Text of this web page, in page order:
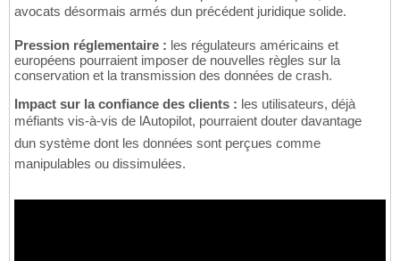
avocats désormais armés dun précédent juridique solide.
Pression réglementaire : les régulateurs américains et
européens pourraient imposer de nouvelles règles sur la
conservation et la transmission des données de crash.
Impact sur la confiance des clients : les utilisateurs, déjà
méfiants vis-à-vis de lAutopilot, pourraient douter davantage
dun système dont les données sont perçues comme
manipulables ou dissimulées.